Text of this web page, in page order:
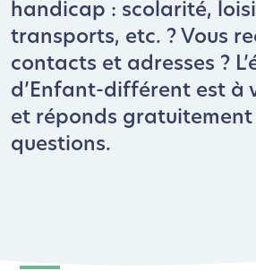
handicap : scolarité,
transports, etc. ? Vous
contacts et adresses ?
d’Enfant-différent est à
et réponds gratuitement
questions.